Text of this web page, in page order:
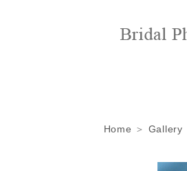
Home ＞ Gallery